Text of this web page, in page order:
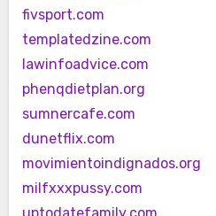
fivsport.com
templatedzine.com
lawinfoadvice.com
phenqdietplan.org
sumnercafe.com
dunetflix.com
movimientoindignados.org
milfxxxpussy.com